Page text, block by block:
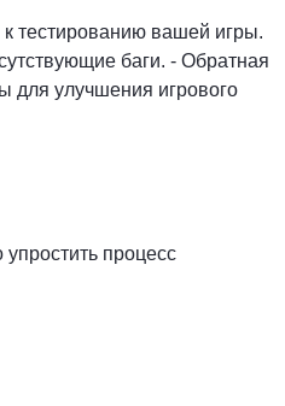
к тестированию вашей игры.
баги. - Обратная
для улучшения игрового
процесс